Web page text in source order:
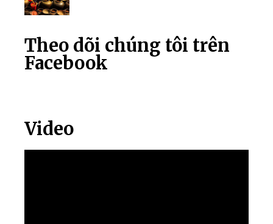
Theo dõi chúng tôi trên
Facebook
Video